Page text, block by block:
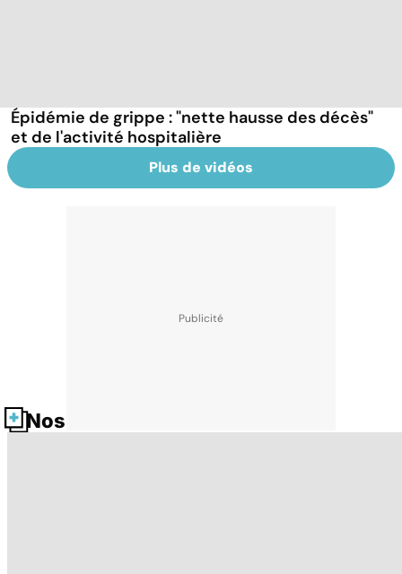
Épidémie de grippe : "nette hausse des décès"
et de l'activité hospitalière
Plus de vidéos
Nos fiches santé